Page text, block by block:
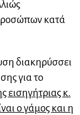
κατά
διακηρύσσει
για το
εισηγήτριας κ.
ο γάμος και η